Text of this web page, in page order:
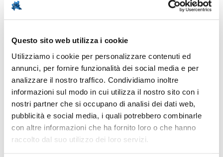
Questo sito web utilizza i cookie
Utilizziamo i cookie per personalizzare contenuti ed
annunci, per fornire funzionalità dei social media e per
analizzare il nostro traffico. Condividiamo inoltre
informazioni sul modo in cui utilizza il nostro sito con i
nostri partner che si occupano di analisi dei dati web,
pubblicità e social media, i quali potrebbero combinarle
con altre informazioni che ha fornito loro o che hanno
raccolto dal suo utilizzo dei loro servizi.
Tecnologico Padano, e gli importanti centri di ricerca
svolgono un ruolo cruciale nel supporto
dell’innovazione nella provincia di Lodi, senza
dimenticare l’eccellente lavoro svolto da risorse umane
altamente qualificate.
Immagine: